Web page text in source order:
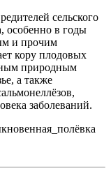
сельского
особенно в годы
и прочим
кору плодовых
природным
а также
заболеваний.